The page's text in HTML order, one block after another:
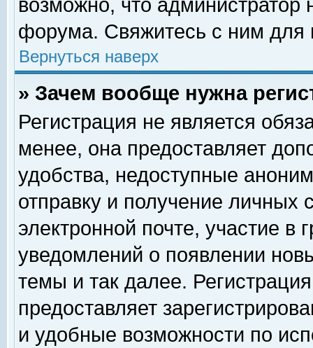
возможно, что
форума. Свяжитесь с ним для
Вернуться наверх
» Зачем вообще нужна
Регистрация не является
менее, она предоставляет
удобства, недоступные
отправку и получение личных
электронной почте, участие в
уведомлений о появлении
темы и так далее.
предоставляет
и удобные возможности по